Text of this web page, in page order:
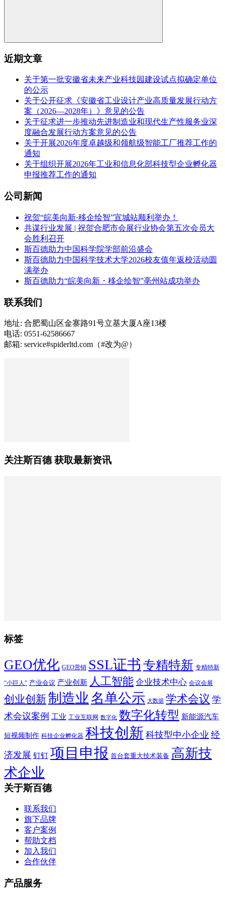
近期文章
关于第一批安徽省未来产业科技园建设试点拟确定单位
的公示
关于公开征求《安徽省工业设计产业高质量发展行动方
案（2026—2028年）》意见的公告
关于征求进一步推动先进制造业和现代生产性服务业深
度融合发展行动方案意见的公告
关于开展2026年度卓越级和领航级智能工厂推荐工作的
通知
关于组织开展2026年工业和信息化部科技型企业孵化器
申报推荐工作的通知
公司新闻
祝贺“皖美向新·移企绘智”宣城站顺利举办！
共谋行业发展 | 祝贺合肥市会展行业协会第五次会员大
会胜利召开
斯百德助力中国科学院学部前沿盛会
斯百德助力中国科学技术大学2026校友值年返校活动圆
满举办
斯百德助力“皖美向新・移企绘智”亳州站成功举办
联系我们
地址: 合肥蜀山区金寨路91号立基大厦A座13楼
电话: 0551-62586667
邮箱: service#spiderltd.com（#改为@）
关注斯百德 获取最新资讯
标签
GEO优化 GEO营销 SSL证书 专精特新 专精特新
“小巨人” 产业会议 产业创新 人工智能 企业技术中心 会议会展
创业创新制造业 名单公示 大数据 学术会议 学
术会议案例 工业 工业互联网 数字化 数字化转型 新能源汽车
短视频制作 科技企业孵化器 科技创新 科技型中小企业 经
济发展 钉钉 项目申报 首台套重大技术装备 高新技
术企业
关于斯百德
联系我们
旗下品牌
客户案例
帮助文档
加入我们
合作伙伴
产品服务